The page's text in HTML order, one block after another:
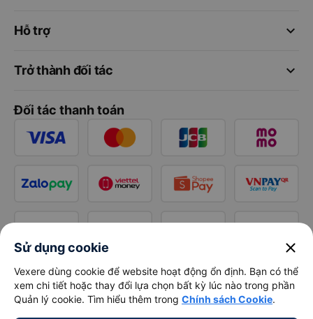
keyboard_arrow_down
Hỗ trợ
keyboard_arrow_down
Trở thành đối tác
Đối tác thanh toán
Sử dụng cookie close
Vexere dùng cookie để website hoạt động ổn định. Bạn có thể
xem chi tiết hoặc thay đổi lựa chọn bất kỳ lúc nào trong phần
Quản lý cookie. Tìm hiểu thêm trong Chính sách Cookie.